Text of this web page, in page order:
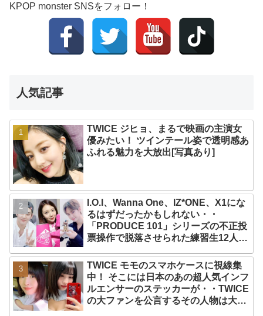
KPOP monster SNSをフォロー！
人気記事
TWICE ジヒョ、まるで映画の主演女
優みたい！ ツインテール姿で透明感あ
ふれる魅力を大放出[写真あり]
I.O.I、Wanna One、IZ*ONE、X1にな
るはずだったかもしれない・・
「PRODUCE 101」シリーズの不正投
票操作で脱落させられた練習生12人の
TWICE モモのスマホケースに視線集
中！ そこには日本のあの超人気インフ
ルエンサーのステッカーが・・TWICE
の大ファンを公言するその人物は大よ